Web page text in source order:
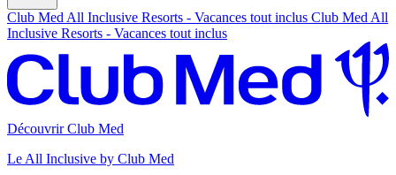
Club Med All Inclusive Resorts - Vacances tout inclus Club Med All
Inclusive Resorts - Vacances tout inclus
Découvrir Club Med
Le All Inclusive by Club Med